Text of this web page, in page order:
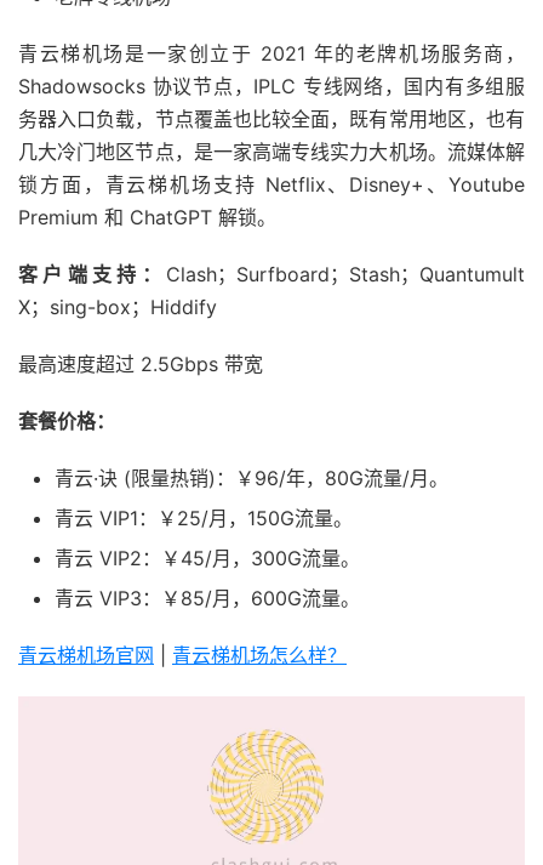
青云梯机场是一家创立于 2021 年的老牌机场服务商，
Shadowsocks 协议节点，IPLC 专线网络，国内有多组服
务器入口负载，节点覆盖也比较全面，既有常用地区，也有
几大冷门地区节点，是一家高端专线实力大机场。流媒体解
锁方面，青云梯机场支持 Netflix、Disney+、Youtube
Premium 和 ChatGPT 解锁。
客户端支持： Clash；Surfboard；Stash；Quantumult
X；sing-box；Hiddify
最高速度超过 2.5Gbps 带宽
套餐价格：
青云·诀 (限量热销)：￥96/年，80G流量/月。
青云 VIP1：￥25/月，150G流量。
青云 VIP2：￥45/月，300G流量。
青云 VIP3：￥85/月，600G流量。
青云梯机场官网 青云梯机场怎么样？